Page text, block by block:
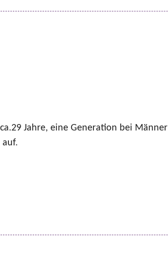
Jahre, eine Generation bei Männer
auf.